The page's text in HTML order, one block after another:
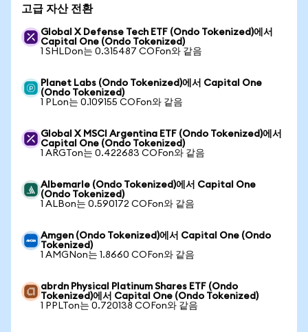
고급 자산 전환
Global X Defense Tech ETF (Ondo Tokenized)에서
Capital One (Ondo Tokenized)
1 SHLDon는 0.315487 COFon와 같음
Planet Labs (Ondo Tokenized)에서 Capital One
(Ondo Tokenized)
1 PLon는 0.109155 COFon와 같음
Global X MSCI Argentina ETF (Ondo Tokenized)에서
Capital One (Ondo Tokenized)
1 ARGTon는 0.422683 COFon와 같음
Albemarle (Ondo Tokenized)에서 Capital One
(Ondo Tokenized)
1 ALBon는 0.590172 COFon와 같음
Amgen (Ondo Tokenized)에서 Capital One (Ondo
Tokenized)
1 AMGNon는 1.8660 COFon와 같음
abrdn Physical Platinum Shares ETF (Ondo
Tokenized)에서 Capital One (Ondo Tokenized)
1 PPLTon는 0.720138 COFon와 같음